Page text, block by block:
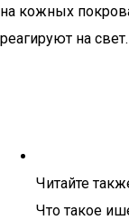
на кожных
реагируют на свет.
Читайте
Что такое